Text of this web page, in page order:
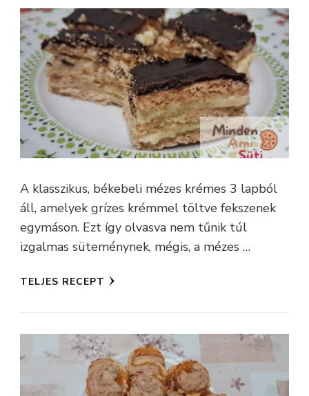
A klasszikus, békebeli mézes krémes 3 lapból
áll, amelyek grízes krémmel töltve fekszenek
egymáson. Ezt így olvasva nem tűnik túl
izgalmas süteménynek, mégis, a mézes …
TELJES RECEPT